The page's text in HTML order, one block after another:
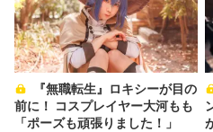
前に！ コスプレイヤー大河もも
「ポーズも頑張りました！」